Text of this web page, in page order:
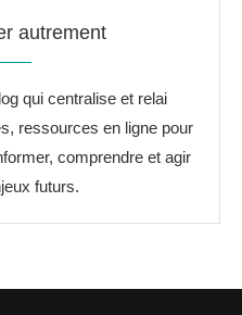
autrement
qui centralise et relai
ressources en ligne pour
comprendre et agir
futurs.